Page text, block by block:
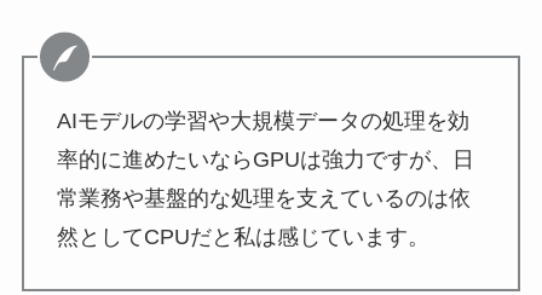
AIモデルの学習や大規模データの処理を効
率的に進めたいならGPUは強力ですが、日
常業務や基盤的な処理を支えているのは依
然としてCPUだと私は感じています。